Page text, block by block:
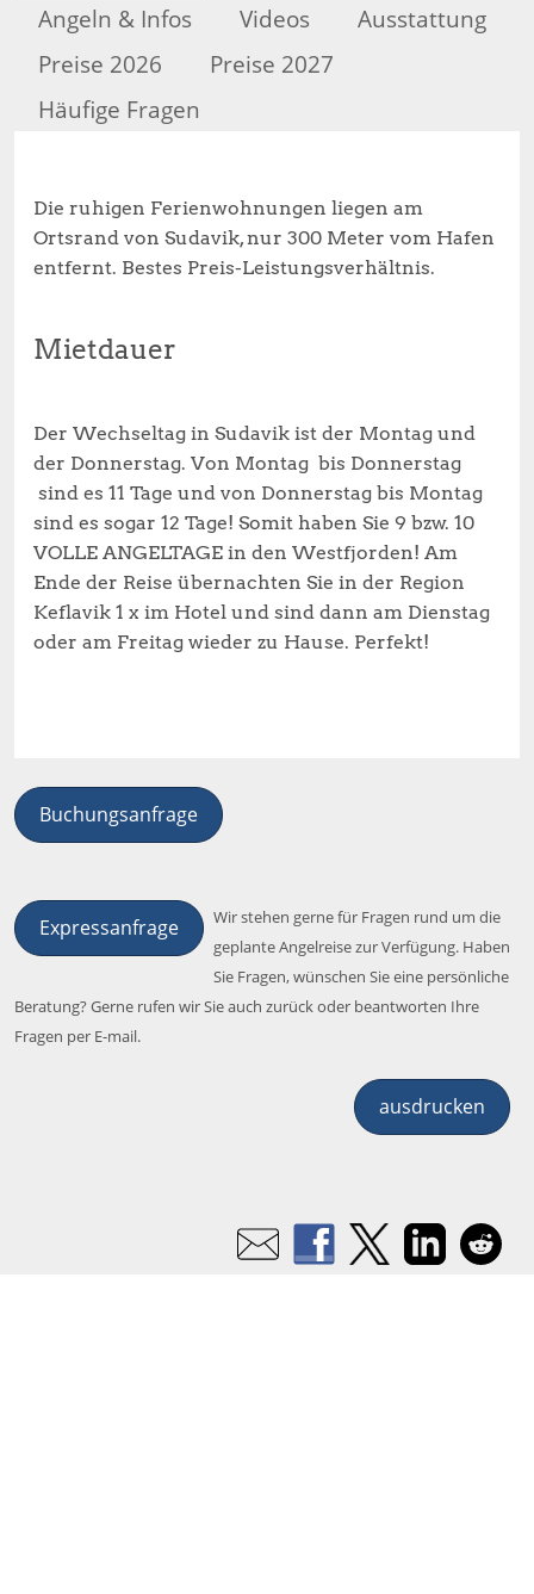
Angeln & Infos
Videos
Ausstattung
Preise 2026
Preise 2027
Häufige Fragen
Die ruhigen Ferienwohnungen liegen am
Ortsrand von Sudavik, nur 300 Meter vom Hafen
entfernt. Bestes Preis-Leistungsverhältnis.
Mietdauer
Der Wechseltag in Sudavik ist der Montag und
der Donnerstag. Von Montag bis Donnerstag
sind es 11 Tage und von Donnerstag bis Montag
sind es sogar 12 Tage! Somit haben Sie 9 bzw. 10
VOLLE ANGELTAGE in den Westfjorden! Am
Ende der Reise übernachten Sie in der Region
Keflavik 1 x im Hotel und sind dann am Dienstag
oder am Freitag wieder zu Hause. Perfekt!
Buchungsanfrage
Expressanfrage
Wir stehen gerne für Fragen rund um die
geplante Angelreise zur Verfügung. Haben
Sie Fragen, wünschen Sie eine persönliche
Beratung? Gerne rufen wir Sie auch zurück oder beantworten Ihre
Fragen per E-mail.
ausdrucken